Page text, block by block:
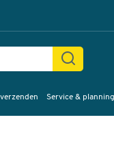
Service & planning
Afbeeldingen